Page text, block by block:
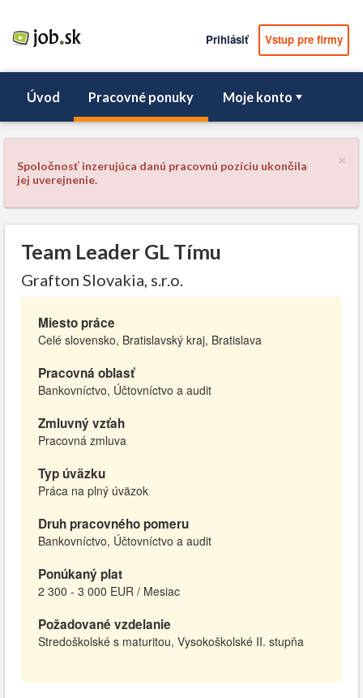
Prihlásiť Vstup pre firmy
Úvod Pracovné ponuky Moje konto
×
Spoločnosť inzerujúca danú pracovnú pozíciu ukončila
jej uverejnenie.
Team Leader GL Tímu
Grafton Slovakia, s.r.o.
Miesto práce
Celé slovensko, Bratislavský kraj, Bratislava
Pracovná oblasť
Bankovníctvo, Účtovníctvo a audit
Zmluvný vzťah
Pracovná zmluva
Typ úväzku
Práca na plný úväzok
Druh pracovného pomeru
Bankovníctvo, Účtovníctvo a audit
Ponúkaný plat
2 300 - 3 000 EUR / Mesiac
Požadované vzdelanie
Stredoškolské s maturitou, Vysokoškolské II. stupňa